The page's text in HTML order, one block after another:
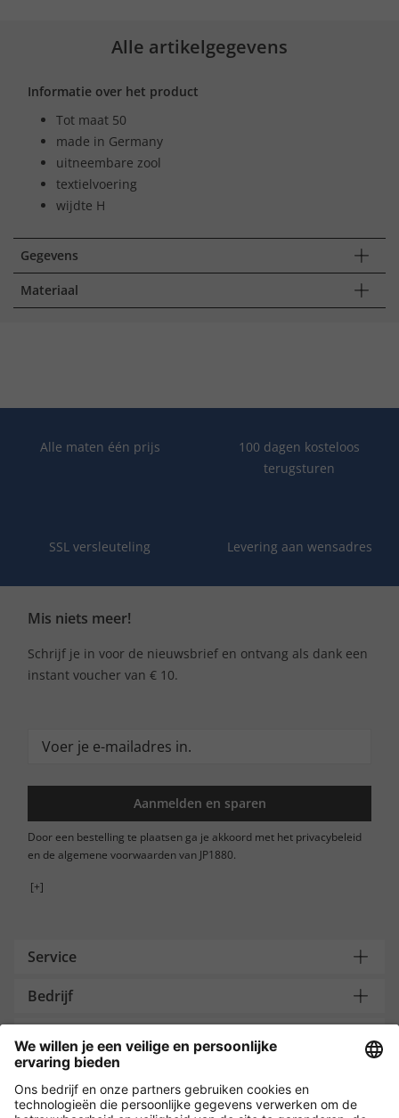
Alle artikelgegevens
Informatie over het product
Tot maat 50
made in Germany
uitneembare zool
textielvoering
wijdte H
Gegevens
Materiaal
Alle maten één prijs
100 dagen kosteloos
terugsturen
SSL versleuteling Levering aan wensadres
Mis niets meer!
Schrijf je in voor de nieuwsbrief en ontvang als dank een
instant voucher van € 10.
Aanmelden en sparen
Door een bestelling te plaatsen ga je akkoord met het privacybeleid
en de algemene voorwaarden van JP1880.
[+]
Service
Bedrijf
Payment and Delivery